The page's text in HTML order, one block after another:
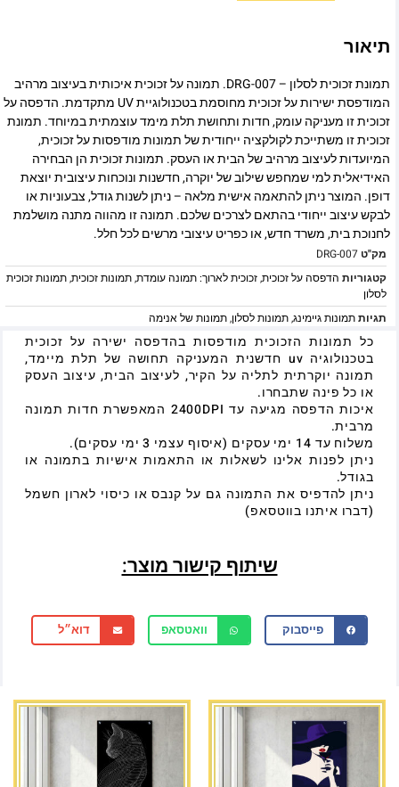
תיאור
תמונת זכוכית לסלון – DRG-007. תמונה על זכוכית איכותית בעיצוב מרהיב
המודפסת ישירות על זכוכית מחוסמת בטכנולוגיית UV מתקדמת. הדפסה על
זכוכית זו מעניקה עומק, חדות ותחושת תלת מימד עוצמתית במיוחד. תמונת
זכוכית זו משתייכת לקולקציה ייחודית של תמונות מודפסות על זכוכית,
המיועדות לעיצוב מרהיב של הבית או העסק. תמונות זכוכית הן הבחירה
האידיאלית למי שמחפש שילוב של יוקרה, חדשנות ונוכחות עיצובית יוצאת
דופן. המוצר ניתן להתאמה אישית מלאה – ניתן לשנות גודל, צבעוניות או
לבקש עיצוב ייחודי בהתאם לצרכים שלכם. תמונה זו מהווה מתנה מושלמת
לחנוכת בית, משרד חדש, או כפריט עיצובי מרשים לכל חלל.
מק"טDRG-007
קטגוריות הדפסה על זכוכית,זכוכית לארוך: תמונה עומדת,תמונות זכוכית,תמונות זכוכית
לסלון
תגיותתמונות גיימינג,תמונות לסלון,תמונות של אנימה
כל תמונות הזכוכית מודפסות בהדפסה ישירה על זכוכית
בטכנולוגיה uv חדשנית המעניקה תחושה של תלת מיימד,
תמונה יוקרתית לתליה על הקיר, לעיצוב הבית, עיצוב העסק
או כל פינה שתבחרו.
איכות הדפסה מגיעה עד 2400DPI המאפשרת חדות תמונה
מרבית.
משלוח עד 14 ימי עסקים (איסוף עצמי 3 ימי עסקים).
ניתן לפנות אלינו לשאלות או התאמות אישיות בתמונה או
בגודל.
ניתן להדפיס את התמונה גם על קנבס או כיסוי לארון חשמל
(דברו איתנו בווטסאפ)
שיתוף קישור מוצר:
פייסבוק וואטסאפ דוא״ל